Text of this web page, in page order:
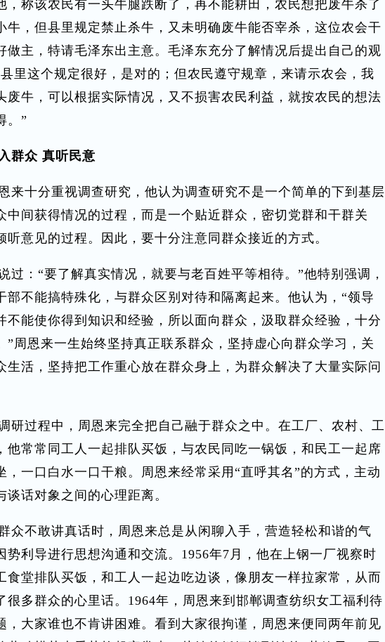
，称该农民有一头牛腿跌断了，再不能耕田，农民想把废牛杀了
牛，但县里规定禁止杀牛，又未明确废牛能否宰杀，这位农会干
做主，特请毛泽东出主意。毛泽东充分了解情况后提出自己的观
里这个规定很好，是对的；但农民遵守规章，来请示农会，我
废牛，可以根据实际情况，又不损害农民利益，就按农民的想法
。”
群众 真听民意
十分重视调查研究，他认为调查研究不是一个简单的下到基层
中间获得情况的过程，而是一个贴近群众，密切党群和干群关
听意见的过程。因此，要十分注意同群众接近的方式。
：“要了解真实情况，就要与老百姓平等相待。”他特别强调，
部不能搞特殊化，与群众区别对待和隔离起来。他认为，“领导
不能使你得到知识和经验，所以面向群众，汲取群众经验，十分
”周恩来一生始终坚持真正联系群众，坚持虚心向群众学习，关
生活，坚持把工作重心放在群众身上，为群众解决了大量实际问
过程中，周恩来完全把自己融于群众之中。在工厂、农村、工
他常常同工人一起排队买饭，与农民同吃一锅饭，和民工一起席
，一口白水一口干粮。周恩来经常采用“直呼其名”的方式，主动
谈话对象之间的心理距离。
不敢讲真话时，周恩来总是从闲聊入手，营造轻松和谐的气
势利导进行思想沟通和交流。1956年7月，他在上钢一厂视察时
食堂排队买饭，和工人一起边吃边谈，像朋友一样拉家常，从而
很多群众的心里话。1964年，周恩来到邯郸调查纺织女工福利待
，大家谁也不肯讲困难。看到大家很拘谨，周恩来便同两年前见